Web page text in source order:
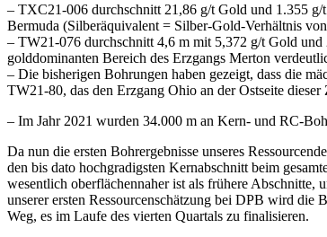
– TXC21-006 durchschnitt 21,86 g/t Gold und 1.355
Bermuda (Silberäquivalent = Silber-Gold-Verhältnis
– TW21-076 durchschnitt 4,6 m mit 5,372 g/t Gold
golddominanten Bereich des Erzgangs Merton
– Die bisherigen Bohrungen haben gezeigt, dass die
TW21-80, das den Erzgang Ohio an der Ostseite
– Im Jahr 2021 wurden 34.000 m an Kern- und RC-
Da nun die ersten Bohrergebnisse unseres
den bis dato hochgradigsten Kernabschnitt beim
wesentlich oberflächennaher ist als frühere Abschnitte,
unserer ersten Ressourcenschätzung bei DPB wird die
Weg, es im Laufe des vierten Quartals zu finalisieren.